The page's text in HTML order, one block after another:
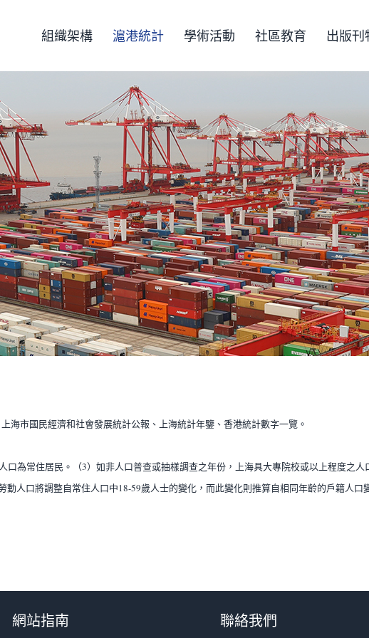
組織架構 滬港統計 學術活動 社區教育 出版刊
海市國民經濟和社會發展統計公報、上海統計年鑒、香港統計數字一覽。
口為常住居民。（3）如非人口普查或抽樣調查之年份，上海具大專院校或以上程度之
人口將調整自常住人口中18-59歲人士的變化，而此變化則推算自相同年齡的戶籍人
網站指南 聯絡我們